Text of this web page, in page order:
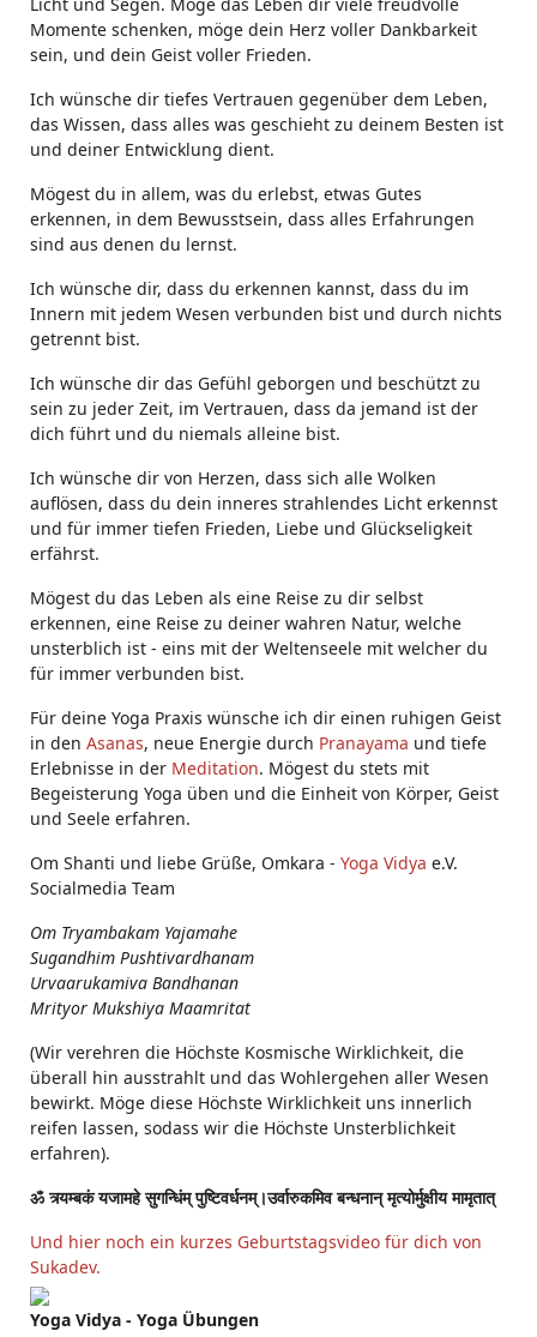
Momente schenken, möge dein Herz voller Dankbarkeit
sein, und dein Geist voller Frieden.
Ich wünsche dir tiefes Vertrauen gegenüber dem Leben,
das Wissen, dass alles was geschieht zu deinem Besten ist
und deiner Entwicklung dient.
Mögest du in allem, was du erlebst, etwas Gutes
erkennen, in dem Bewusstsein, dass alles Erfahrungen
sind aus denen du lernst.
Ich wünsche dir, dass du erkennen kannst, dass du im
Innern mit jedem Wesen verbunden bist und durch nichts
getrennt bist.
Ich wünsche dir das Gefühl geborgen und beschützt zu
sein zu jeder Zeit, im Vertrauen, dass da jemand ist der
dich führt und du niemals alleine bist.
Ich wünsche dir von Herzen, dass sich alle Wolken
auflösen, dass du dein inneres strahlendes Licht erkennst
und für immer tiefen Frieden, Liebe und Glückseligkeit
erfährst.
Mögest du das Leben als eine Reise zu dir selbst
erkennen, eine Reise zu deiner wahren Natur, welche
unsterblich ist - eins mit der Weltenseele mit welcher du
für immer verbunden bist.
Für deine Yoga Praxis wünsche ich dir einen ruhigen Geist
in den Asanas, neue Energie durch Pranayama und tiefe
Erlebnisse in der Meditation. Mögest du stets mit
Begeisterung Yoga üben und die Einheit von Körper, Geist
und Seele erfahren.
Om Shanti und liebe Grüße, Omkara - Yoga Vidya e.V.
Socialmedia Team
Om Tryambakam Yajamahe
Sugandhim Pushtivardhanam
Urvaarukamiva Bandhanan
Mrityor Mukshiya Maamritat
(Wir verehren die Höchste Kosmische Wirklichkeit, die
überall hin ausstrahlt und das Wohlergehen aller Wesen
bewirkt. Möge diese Höchste Wirklichkeit uns innerlich
reifen lassen, sodass wir die Höchste Unsterblichkeit
erfahren).
ॐ त्र्यम्बकं यजामहे सुगन्धिंम् पुष्टिवर्धनम्।उर्वारुकमिव बन्धनान् मृत्योर्मुक्षीय मामृतात्
Und hier noch ein kurzes Geburtstagsvideo für dich von
Sukadev.
Yoga Vidya - Yoga Übungen